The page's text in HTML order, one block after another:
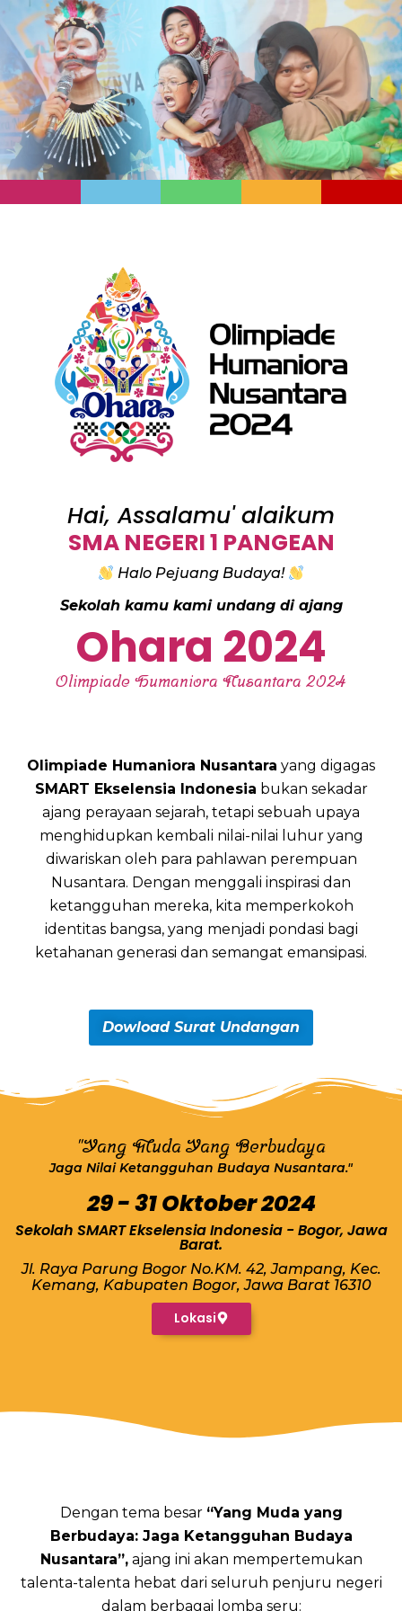
Hai, Assalamu' alaikum
SMA NEGERI 1 PANGEAN
Halo Pejuang Budaya!
Sekolah kamu kami undang di ajang
Ohara 2024
Olimpiade Humaniora Nusantara 2024
Olimpiade Humaniora Nusantara yang digagas
SMART Ekselensia Indonesia bukan sekadar
ajang perayaan sejarah, tetapi sebuah upaya
menghidupkan kembali nilai-nilai luhur yang
diwariskan oleh para pahlawan perempuan
Nusantara. Dengan menggali inspirasi dan
ketangguhan mereka, kita memperkokoh
identitas bangsa, yang menjadi pondasi bagi
ketahanan generasi dan semangat emansipasi.
Dowload Surat Undangan
"Yang Muda Yang Berbudaya
Jaga Nilai Ketangguhan Budaya Nusantara."
29 - 31 Oktober 2024
Sekolah SMART Ekselensia Indonesia - Bogor, Jawa
Barat.
Jl. Raya Parung Bogor No.KM. 42, Jampang, Kec.
Kemang, Kabupaten Bogor, Jawa Barat 16310
Lokasi
Dengan tema besar “Yang Muda yang
Berbudaya: Jaga Ketangguhan Budaya
Nusantara”,ajang ini akan mempertemukan
talenta-talenta hebat dari seluruh penjuru negeri
dalam berbagai lomba seru: